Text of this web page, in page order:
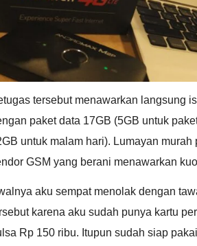
tersebut menawarkan langsung
paket data 17GB (5GB untuk
untuk malam hari). Lumayan murah
GSM yang berani menawarkan
aku sempat menolak dengan
karena aku sudah punya kartu
Rp 150 ribu. Itupun sudah siap